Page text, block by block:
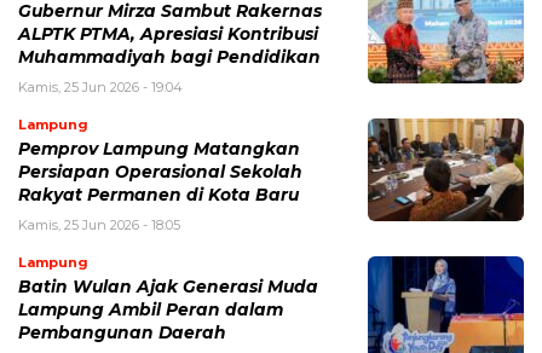
Gubernur Mirza Sambut Rakernas
ALPTK PTMA, Apresiasi Kontribusi
Muhammadiyah bagi Pendidikan
Kamis, 25 Jun 2026 - 19:04
Lampung
Pemprov Lampung Matangkan
Persiapan Operasional Sekolah
Rakyat Permanen di Kota Baru
Kamis, 25 Jun 2026 - 18:05
Lampung
Batin Wulan Ajak Generasi Muda
Lampung Ambil Peran dalam
Pembangunan Daerah